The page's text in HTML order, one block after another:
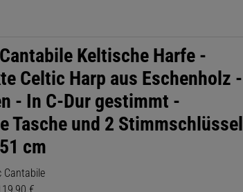
Keltische Harfe -
Celtic Harp aus Eschenholz -
- In C-Dur gestimmt -
Tasche und 2 Stimmschlüssel
cm
Cantabile